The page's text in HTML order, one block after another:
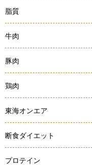
脂質
牛肉
豚肉
鶏肉
東海オンエア
断食ダイエット
プロテイン